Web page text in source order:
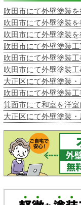
吹田市にて外壁塗装
吹田市にて外壁塗装
吹田市にて外壁塗装
吹田市にて外壁塗装
吹田市にて外壁塗装
吹田市にて外壁塗装
大正区にて外壁塗装
吹田市にて外壁塗装
箕面市にて和室を洋
大正区にて外壁塗装